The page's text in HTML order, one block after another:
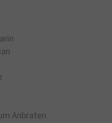
Anbraten